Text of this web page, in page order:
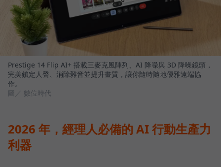
Prestige 14 Flip AI+ 搭載三麥克風陣列、AI 降噪與 3D 降噪鏡頭，
完美鎖定人聲、消除雜音並提升畫質，讓你隨時隨地優雅遠端協
作。
圖／ 數位時代
2026 年，經理人必備的 AI 行動生產力
利器